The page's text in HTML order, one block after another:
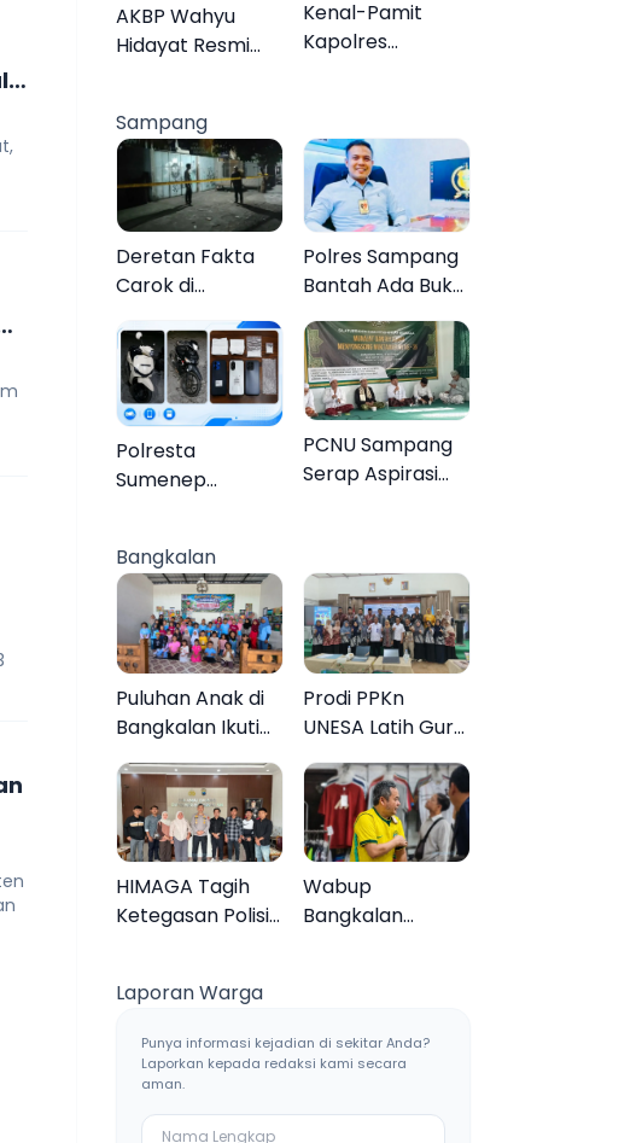
Organisasi
AKBP Wahyu
Hidayat Resmi
Disambut Tradisi
Gerbang Pora
Kenal-Pamit
Kapolres
Cenderamata
untuk AKBP
Hendra
Sampang
Deretan Fakta
Carok di
60 Tahun Duel
Melawan 2 Pria
Polres Sampang
Bantah Ada Bukti
Kasus Rudapaksa
Anak 27
Tersangka
Polresta
Sumenep
Sampang, Tiga
Pengedar
Ditangkap
PCNU Sampang
Serap Aspirasi
Bangkalan
Puluhan Anak di
Bangkalan Ikuti
Lomba Mewarnai
Bertema Liburan
Keluarga
Prodi PPKn
UNESA Latih Guru
PPKn Bangkalan
dengan
Pembelajaran
Inovasi Teknologi
HIMAGA Tagih
Ketegasan Polisi
Galis Bangkalan
Wabup
Bangkalan
Ketiban Berkah
Laporan Warga
Punya informasi kejadian di sekitar Anda?
Laporkan kepada redaksi kami secara
aman.